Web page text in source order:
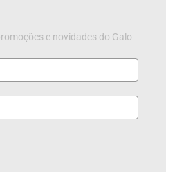
e novidades do Galo